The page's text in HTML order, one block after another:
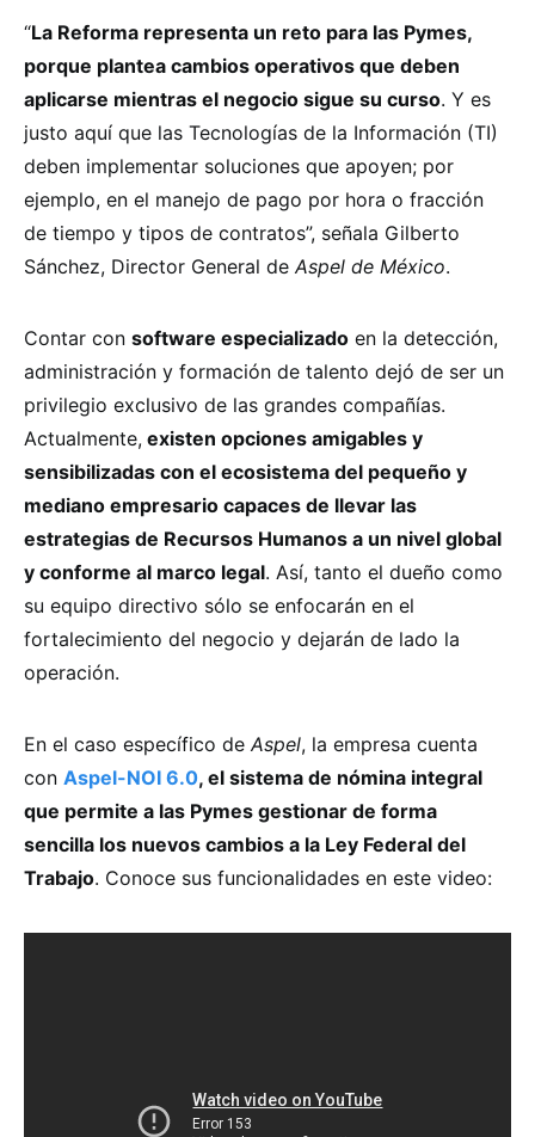
“La Reforma representa un reto para las Pymes,
porque plantea cambios operativos que deben
aplicarse mientras el negocio sigue su curso. Y es
justo aquí que las Tecnologías de la Información (TI)
deben implementar soluciones que apoyen; por
ejemplo, en el manejo de pago por hora o fracción
de tiempo y tipos de contratos”, señala Gilberto
Sánchez, Director General de Aspel de México.
Contar con software especializado en la detección,
administración y formación de talento dejó de ser un
privilegio exclusivo de las grandes compañías.
Actualmente, existen opciones amigables y
sensibilizadas con el ecosistema del pequeño y
mediano empresario capaces de llevar las
estrategias de Recursos Humanos a un nivel global
y conforme al marco legal. Así, tanto el dueño como
su equipo directivo sólo se enfocarán en el
fortalecimiento del negocio y dejarán de lado la
operación.
En el caso específico de Aspel, la empresa cuenta
con Aspel-NOI 6.0, el sistema de nómina integral
que permite a las Pymes gestionar de forma
sencilla los nuevos cambios a la Ley Federal del
Trabajo. Conoce sus funcionalidades en este video: